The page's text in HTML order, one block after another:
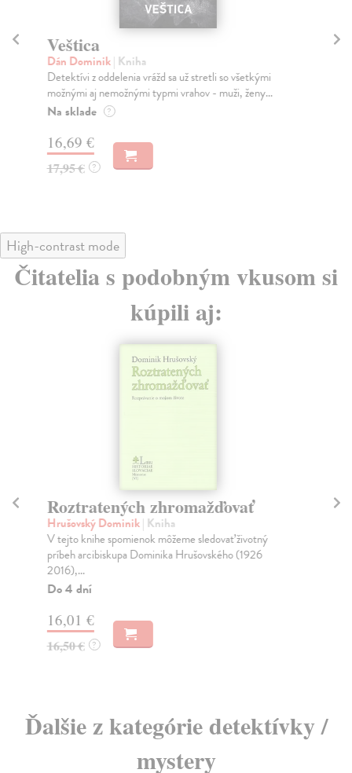
Veštica
Dán Dominik| Kniha
Detektívi z oddelenia vrážd sa už stretli so všetkými
možnými aj nemožnými typmi vrahov - muži, ženy...
Na sklade ?
16,69 €
17,95 € ?
High-contrast mode
Čitatelia s podobným vkusom si
kúpili aj:
Roztratených zhromažďovať
Hrušovský Dominik| Kniha
V tejto knihe spomienok môžeme sledovať životný
príbeh arcibiskupa Dominika Hrušovského (1926
2016),...
Do 4 dní
16,01 €
16,50 € ?
Ďalšie z kategórie detektívky /
mystery